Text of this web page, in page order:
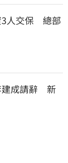
人交保　總部
成請辭　新